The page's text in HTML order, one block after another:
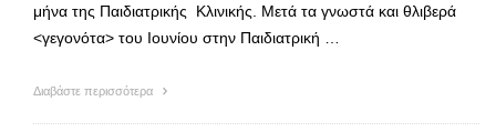
μήνα της Παιδιατρικής Κλινικής. Μετά τα γνωστά και θλιβερά
<γεγονότα> του Ιουνίου στην Παιδιατρική …
Διαβάστε περισσότερα